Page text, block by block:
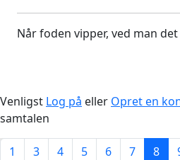
Når foden vipper, ved man
Venligst Log på eller Opret en
samtalen
1 3 4 5 6 7 8